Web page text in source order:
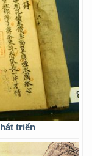
triển